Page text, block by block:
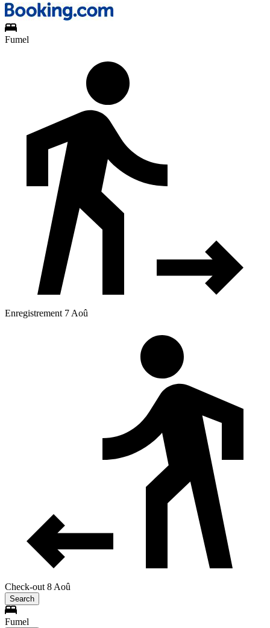
Fumel
Enregistrement 7 Aoû
Check-out 8 Aoû
Search
Fumel